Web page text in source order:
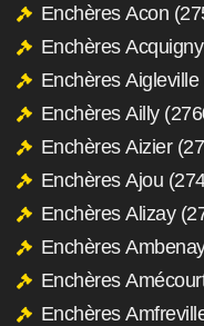
Enchères Acon
Enchères
Enchères
Enchères Ailly
Enchères Aizier
Enchères Ajou
Enchères Alizay
Enchères
Enchères
Enchères